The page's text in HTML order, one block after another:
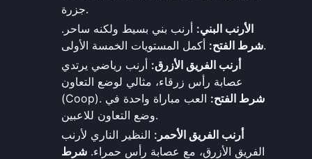
جزرة.
الأرنب البني: أرنب بني بسيط ولكنه ساحر.
شرط الفتح:أكمل المستويات الخمسة الأولى.
أرنب الفريق الأزرق: أرنب رياضي يرتدي
عصابة رأس زرقاء، مثالي لوضع التعاون
(Coop).
شرط الفتح: العب مباراة واحدة في
وضع التعاون للاعبين.
أرنب الفريق الأحمر: النظير الناري لأرنب
الفريق الأزرق، مع عصابة رأس حمراء. شرط